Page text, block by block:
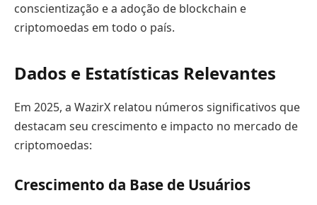
conscientização e a adoção de blockchain e
criptomoedas em todo o país.
Dados e Estatísticas Relevantes
Em 2025, a WazirX relatou números significativos que
destacam seu crescimento e impacto no mercado de
criptomoedas:
Crescimento da Base de Usuários